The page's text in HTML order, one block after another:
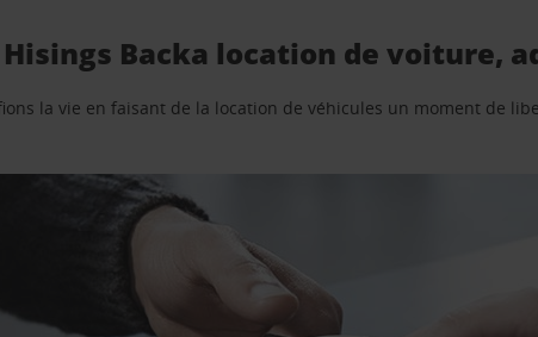
Backa location de voiture,
la vie en faisant de la location de véhicules un moment de